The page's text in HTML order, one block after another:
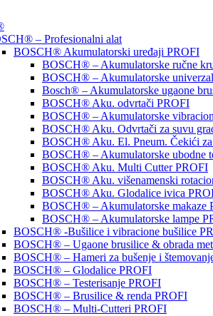
– Profesionalni alat
BOSCH® Akumulatorski uređaji PROFI
BOSCH® – Akumulatorske ručne
BOSCH® – Akumulatorske
Bosch® – Akumulatorske ugaone
BOSCH® Aku. odvrtači PROFI
BOSCH® – Akumulatorske
BOSCH® Aku. Odvrtači za suvu
BOSCH® Aku. El. Pneum. Čekići
BOSCH® – Akumulatorske ubodne
BOSCH® Aku. Multi Cutter PROFI
BOSCH® Aku. višenamenski
BOSCH® Aku. Glodalice ivica
BOSCH® – Akumulatorske makaze
BOSCH® – Akumulatorske lampe
BOSCH® -Bušilice i vibracione bušilice
BOSCH® – Ugaone brusilice & obrada
BOSCH® – Hameri za bušenje i
BOSCH® – Glodalice PROFI
BOSCH® – Testerisanje PROFI
BOSCH® – Brusilice & renda PROFI
BOSCH® – Multi-Cutteri PROFI